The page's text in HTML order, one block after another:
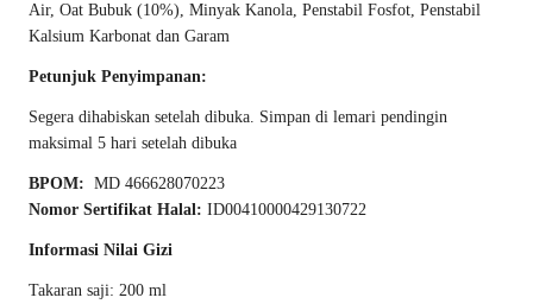
Air, Oat Bubuk (10%), Minyak Kanola, Penstabil Fosfot, Penstabil
Kalsium Karbonat dan Garam
Petunjuk Penyimpanan:
Segera dihabiskan setelah dibuka. Simpan di lemari pendingin
maksimal 5 hari setelah dibuka
BPOM: MD 466628070223
Nomor Sertifikat Halal: ID00410000429130722
Informasi Nilai Gizi
Takaran saji: 200 ml